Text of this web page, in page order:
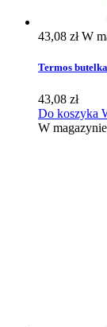
43,08 złW
Termos
43,08 zł
Do koszyka
W magazynie